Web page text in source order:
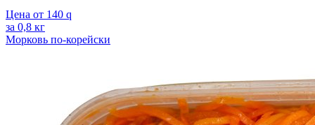
Цена от 140 q
за 0,8 кг
Морковь по-корейски